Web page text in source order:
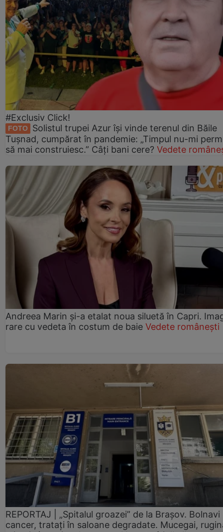
#Exclusiv Click!
FOTO
Solistul trupei Azur își vinde terenul din Băile
Tușnad, cumpărat în pandemie: „Timpul nu-mi
să mai construiesc.” Câți bani cere? Vedete
Andreea Marin și-a etalat noua siluetă în Capri.
rare cu vedeta în costum de baie Vedete românești
REPORTAJ | „Spitalul groazei” de la Brașov. Bolnavi
cancer, tratați în saloane degradate. Mucegai,